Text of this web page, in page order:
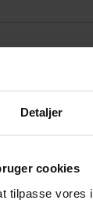
Detaljer
cookies
tilpasse vores